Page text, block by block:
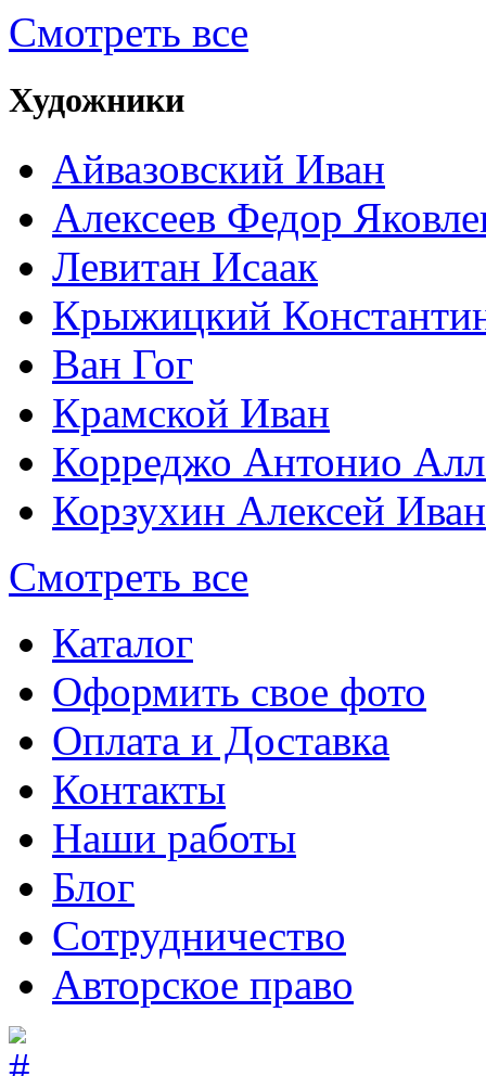
Смотреть все
Художники
Айвазовский Иван
Алексеев Федор
Левитан Исаак
Крыжицкий
Ван Гог
Крамской Иван
Корреджо Антонио
Корзухин Алексей
Смотреть все
Каталог
Оформить свое фото
Оплата и Доставка
Контакты
Наши работы
Блог
Сотрудничество
Авторское право